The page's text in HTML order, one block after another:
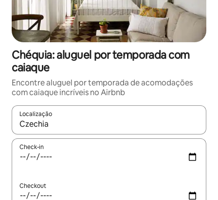
Chéquia: aluguel por temporada com
caiaque
Encontre aluguel por temporada de acomodações
com caiaque incríveis no Airbnb
Localização
Quando os resultados estiverem disponíveis, explore-os
Check-in
Checkout